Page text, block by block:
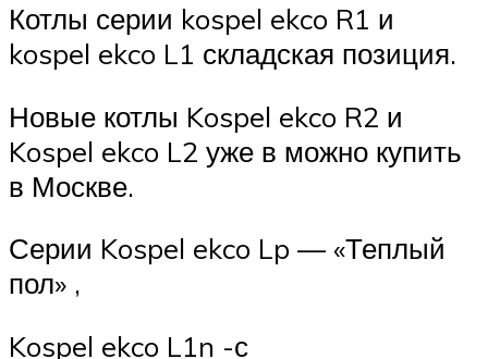
Котлы серии kospel ekco R1 и
kospel ekco L1 складская позиция.
Новые котлы Kospel ekco R2 и
Kospel ekco L2 уже в можно купить
в Москве.
Серии Kospel ekco Lp — «Теплый
пол» ,
Kospel ekco L1n -с